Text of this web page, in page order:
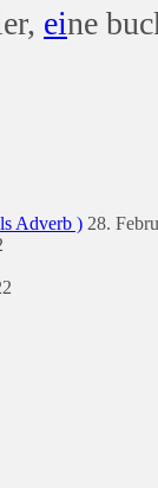
eine
Adverb ) 28.